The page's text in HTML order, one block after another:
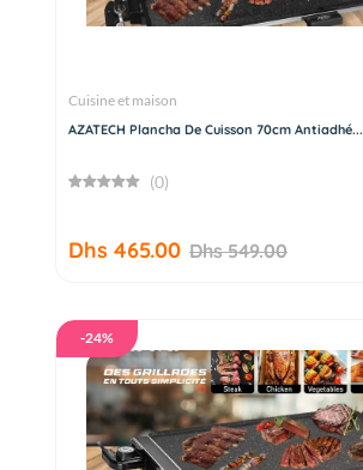
Cuisine et maison
AZATECH Plancha De Cuisson 70cm Antiadhé...
(0)
Dhs 465.00 Dhs 549.00
-24%